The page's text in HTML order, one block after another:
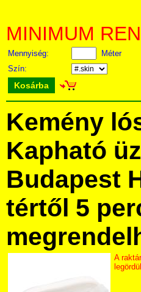
MINIMUM
Mennyiség:
Méter
Szín:
Kosárba
Kemény
Kapható
Budapest
tértől 5
A